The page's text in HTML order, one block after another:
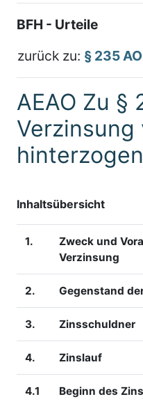
BFH - Urteile
zurück zu: § 235 AO
AEAO Zu §
Verzinsung
Inhaltsübersicht
1.
Zweck und
Verzinsung
2. Gegenstand
3. Zinsschuldner
4. Zinslauf
4.1 Beginn des